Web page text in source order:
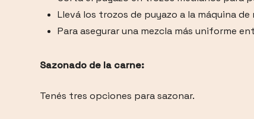
Llevá los trozos de puyazo a la máquina
Para asegurar una mezcla más uniforme
Sazonado de la carne:
Tenés tres opciones para sazonar.